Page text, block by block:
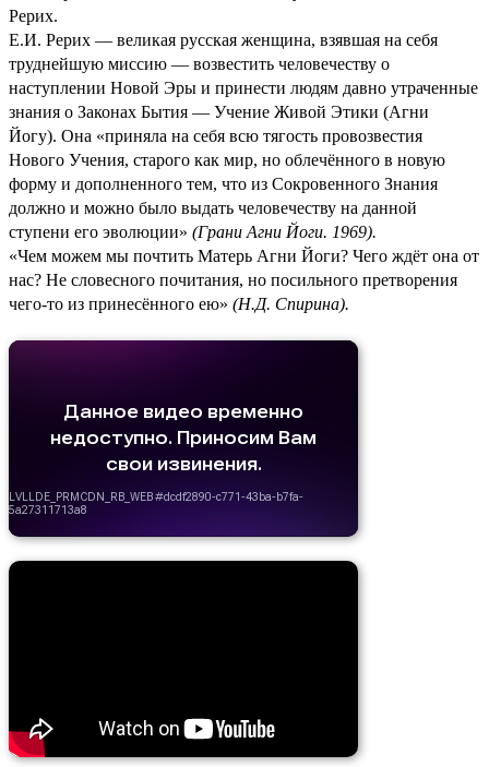
Рерих.
Е.И. Рерих — великая русская женщина, взявшая на себя
труднейшую миссию — возвестить человечеству о
наступлении Новой Эры и принести людям давно утраченные
знания о Законах Бытия — Учение Живой Этики (Агни
Йогу). Она «приняла на себя всю тягость провозвестия
Нового Учения, старого как мир, но облечённого в новую
форму и дополненного тем, что из Сокровенного Знания
должно и можно было выдать человечеству на данной
ступени его эволюции» (Грани Агни Йоги. 1969).
«Чем можем мы почтить Матерь Агни Йоги? Чего ждёт она от
нас? Не словесного почитания, но посильного претворения
чего-то из принесённого ею» (Н.Д. Спирина).